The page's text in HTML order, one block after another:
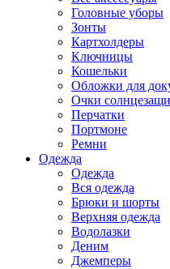
Головные уборы
Зонты
Картхолдеры
Ключницы
Кошельки
Обложки для
Очки
Перчатки
Портмоне
Ремни
Одежда
Одежда
Вся одежда
Брюки и шорты
Верхняя одежда
Водолазки
Деним
Джемперы